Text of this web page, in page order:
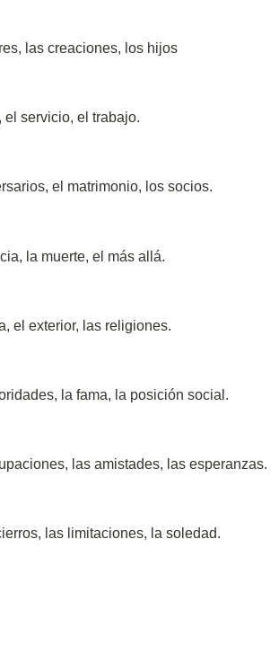
las creaciones, los hijos
el servicio, el trabajo.
el matrimonio, los socios.
la muerte, el más allá.
el exterior, las religiones.
la fama, la posición social.
las amistades, las esperanzas.
las limitaciones, la soledad.